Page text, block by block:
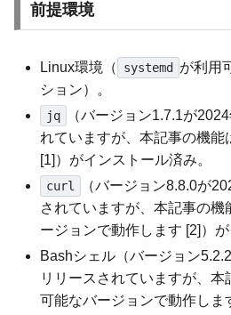
前提環境
Linux環境（ systemd
が利用
ション）。
jq
（バージョン1.7.1が
れていますが、本記事の機能
[1]）がインストール済み。
curl
（バージョン8.8.0が
されていますが、本記事の
ージョンで動作します [2]）が
Bashシェル（バージョン
リリースされていますが、本
可能なバージョンで動作しま